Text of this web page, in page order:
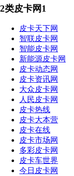
2类皮卡网1
皮卡天下网
智联皮卡网
智能皮卡网
新能源皮卡网
皮卡动态网
皮卡资讯网
大众皮卡网
人民皮卡网
皮卡热线
皮卡大本营
皮卡在线
皮卡市场网
多彩皮卡网
皮卡车世界
今日皮卡网